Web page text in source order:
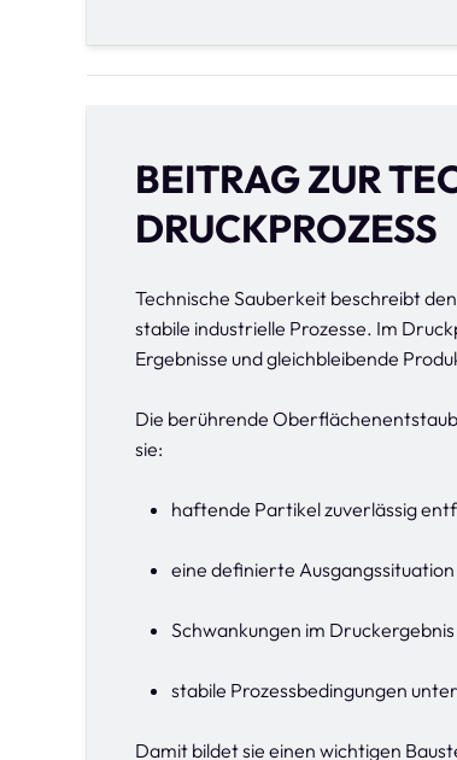
BEITRAG ZUR
DRUCKPROZESS
Technische Sauberkeit beschreibt
stabile industrielle Prozesse. Im
Ergebnisse und gleichbleibende
Die berührende
sie:
haftende Partikel zuverlässig
eine definierte
Schwankungen im
stabile Prozessbedingungen
Damit bildet sie einen wichtigen